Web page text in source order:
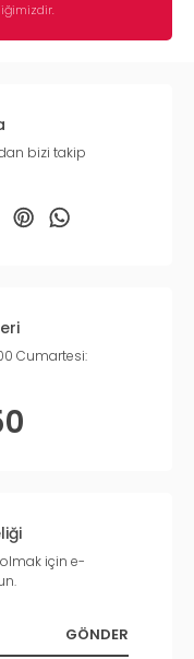
bizi takip
Cumartesi:
için e-